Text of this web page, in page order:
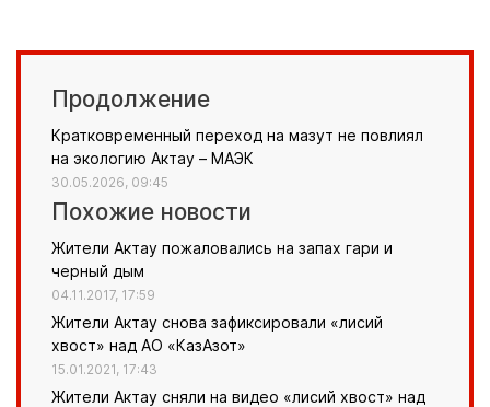
Продолжение
Кратковременный переход на мазут не повлиял
на экологию Актау – МАЭК
30.05.2026, 09:45
Похожие новости
Жители Актау пожаловались на запах гари и
черный дым
04.11.2017, 17:59
Жители Актау снова зафиксировали «лисий
хвост» над АО «КазАзот»
15.01.2021, 17:43
Жители Актау сняли на видео «лисий хвост» над